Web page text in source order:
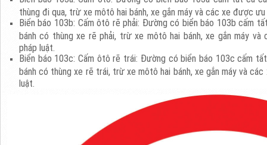
thùng đi qua, trừ xe môtô hai bánh, xe gắn máy và các xe được
Biển báo 103b: Cấm ôtô rẽ phải: Đường có biển báo 103b cấm
bánh có thùng xe rẽ phải, trừ xe môtô hai bánh, xe gắn máy
pháp luật.
Biển báo 103c: Cấm ôtô rẽ trái: Đường có biển báo 103c cấm
bánh có thùng xe rẽ trái, trừ xe môtô hai bánh, xe gắn máy và
luật.